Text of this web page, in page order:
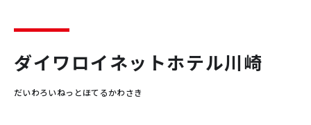
ダイワロイネットホテル川崎
だいわろいねっとほてるかわさき